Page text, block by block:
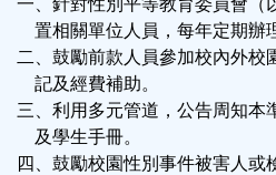
一、針對性別平等教育委員會（
置相關單位人員，每年定期辦
二、鼓勵前款人員參加校內外
記及經費補助。
三、利用多元管道，公告周知本
及學生手冊。
四、鼓勵校園性別事件被害人